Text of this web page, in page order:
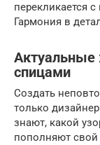
перекликается
Гармония в
Актуальные
спицами
Создать
только
знают, какой
пополняют